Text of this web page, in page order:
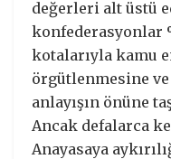
değerleri alt üstü
konfederasyonlar
kotalarıyla kamu
örgütlenmesine ve
anlayışın önüne
Ancak defalarca
Anayasaya